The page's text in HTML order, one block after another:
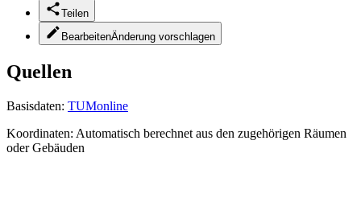
Teilen
BearbeitenÄnderung vorschlagen
Quellen
Basisdaten: TUMonline
Koordinaten: Automatisch berechnet aus den zugehörigen Räumen
oder Gebäuden